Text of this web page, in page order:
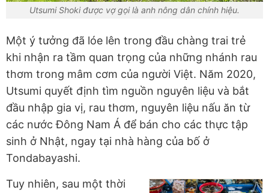
Utsumi Shoki được vợ gọi là anh nông dân chính hiệu.
Một ý tưởng đã lóe lên trong đầu chàng trai trẻ
khi nhận ra tầm quan trọng của những nhánh rau
thơm trong mâm cơm của người Việt. Năm 2020,
Utsumi quyết định tìm nguồn nguyên liệu và bắt
đầu nhập gia vị, rau thơm, nguyên liệu nấu ăn từ
các nước Đông Nam Á để bán cho các thực tập
sinh ở Nhật, ngay tại nhà hàng của bố ở
Tondabayashi.
Tuy nhiên, sau một thời